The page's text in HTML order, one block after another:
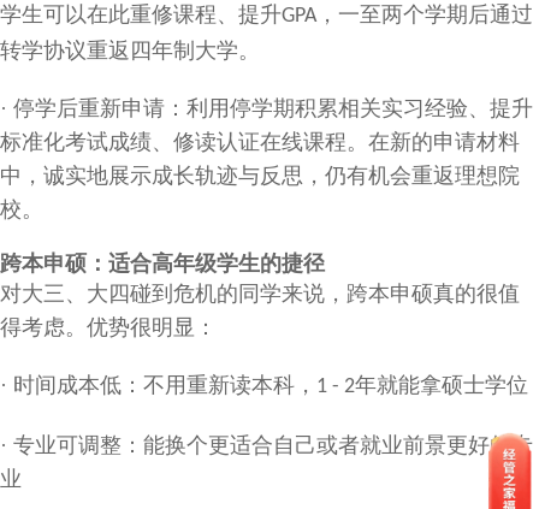
学生可以在此重修课程、提升GPA ，一至两个学期后通过
转学协议重返四年制大学。
· 停学后重新申请：利用停学期积累相关实习经验、提升
标准化考试成绩、修读认证在线课程。在新的申请材料
中，诚实地展示成长轨迹与反思，仍有机会重返理想院
校。
跨本申硕：适合高年级学生的捷径
对大三、大四碰到危机的同学来说，跨本申硕真的很值
得考虑。优势很明显：
· 时间成本低：不用重新读本科， 1 - 2年就能拿硕士学位
· 专业可调整：能换个更适合自己或者就业前景更好的专
业